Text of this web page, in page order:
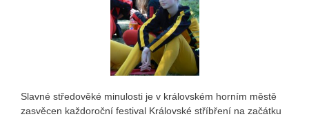
Slavné středověké minulosti je v královském horním městě
zasvěcen každoroční festival Královské stříbření na začátku